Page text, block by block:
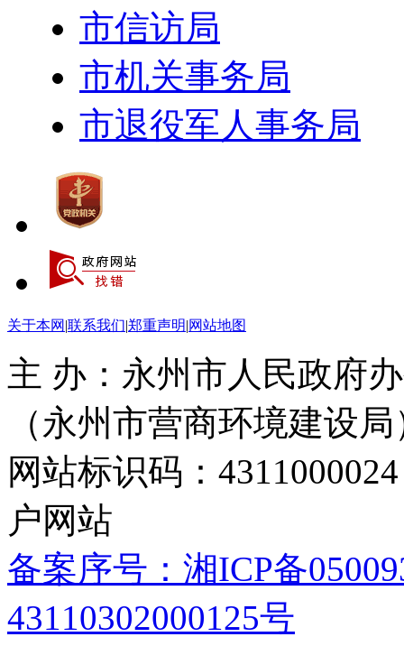
市信访局
市机关事务局
市退役军人事务局
关于本网 |联系我们|郑重声明|网站地图
主 办：永州市人民政府
（永州市营商环境建设局
网站标识码：
户网站
备案序号：湘ICP备
43110302000125号